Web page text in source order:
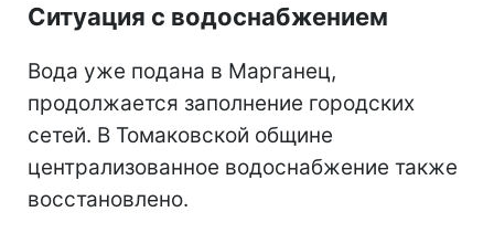
Ситуация с водоснабжением
Вода уже подана в Марганец,
продолжается заполнение городских
сетей. В Томаковской общине
централизованное водоснабжение также
восстановлено.